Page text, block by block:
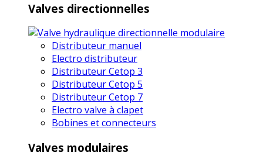
Valves directionnelles
Distributeur manuel
Electro distributeur
Distributeur Cetop 3
Distributeur Cetop 5
Distributeur Cetop 7
Electro valve à clapet
Bobines et connecteurs
Valves modulaires